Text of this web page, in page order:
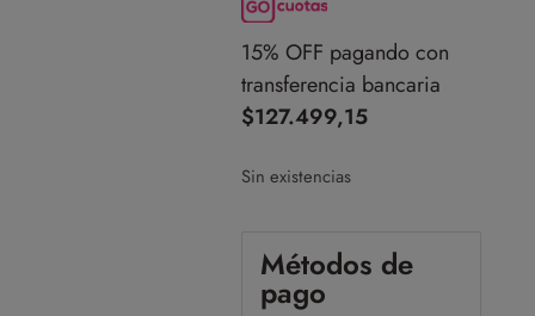
15% OFF pagando con
transferencia bancaria
$127.499,15
Sin existencias
Métodos de
pago